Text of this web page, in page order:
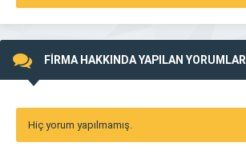
FİRMA HAKKINDA YAPILAN YORUMLAR
Hiç yorum yapılmamış.